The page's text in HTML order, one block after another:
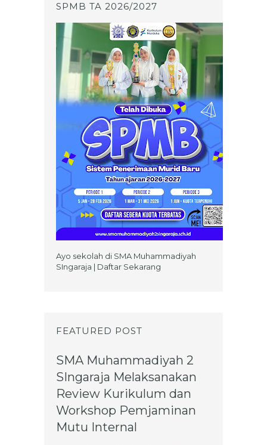
SPMB TA 2026/2027
Ayo sekolah di SMA Muhammadiyah
SIngaraja | Daftar Sekarang
FEATURED POST
SMA Muhammadiyah 2
SIngaraja Melaksanakan
Review Kurikulum dan
Workshop Pemjaminan
Mutu Internal